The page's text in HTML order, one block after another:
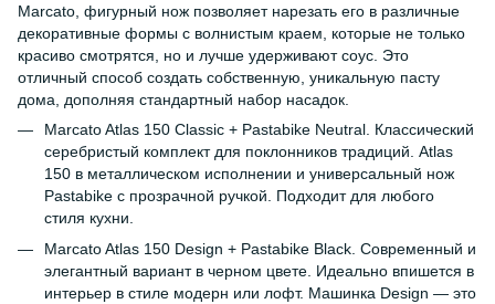
Marcato, фигурный нож позволяет нарезать его в различные
декоративные формы с волнистым краем, которые не только
красиво смотрятся, но и лучше удерживают соус. Это
отличный способ создать собственную, уникальную пасту
дома, дополняя стандартный набор насадок.
Marcato Atlas 150 Classic + Pastabike Neutral. Классический
серебристый комплект для поклонников традиций. Atlas
150 в металлическом исполнении и универсальный нож
Pastabike с прозрачной ручкой. Подходит для любого
стиля кухни.
Marcato Atlas 150 Design + Pastabike Black. Современный и
элегантный вариант в черном цвете. Идеально впишется в
интерьер в стиле модерн или лофт. Машинка Design — это